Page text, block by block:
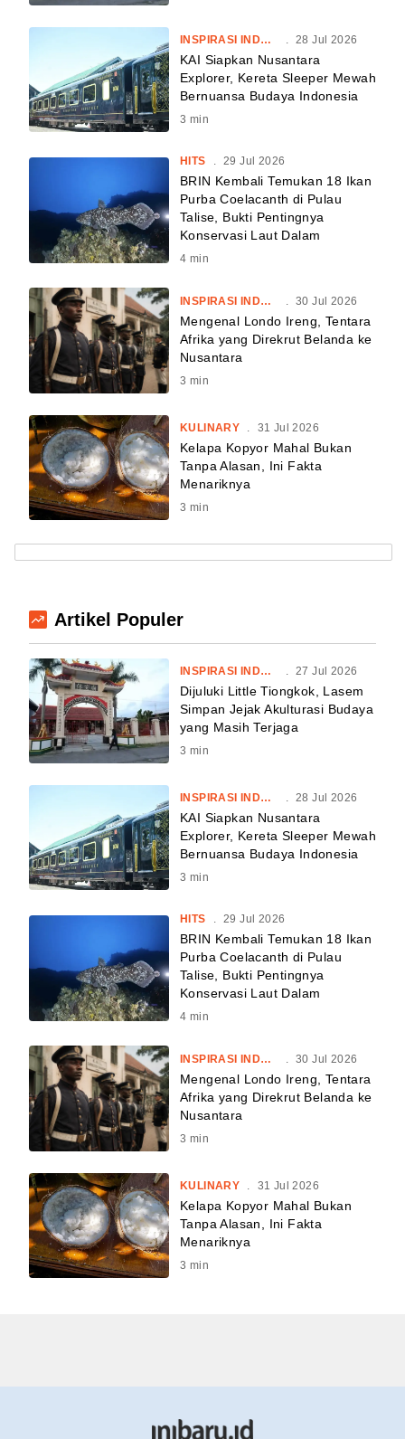
INSPIRASI INDONESIA . 28 Jul 2026
KAI Siapkan Nusantara
Explorer, Kereta Sleeper Mewah
Bernuansa Budaya Indonesia
3 min
HITS . 29 Jul 2026
BRIN Kembali Temukan 18 Ikan
Purba Coelacanth di Pulau
Talise, Bukti Pentingnya
Konservasi Laut Dalam
4 min
INSPIRASI INDONESIA 30 Jul 2026
Mengenal Londo Ireng, Tentara
Afrika yang Direkrut Belanda ke
Nusantara
3 min
KULINARY 31 Jul 2026
Kelapa Kopyor Mahal Bukan
Tanpa Alasan, Ini Fakta
Menariknya
3 min
Artikel Populer
INSPIRASI INDONESIA . 27 Jul 2026
Dijuluki Little Tiongkok, Lasem
Simpan Jejak Akulturasi Budaya
yang Masih Terjaga
3 min
INSPIRASI INDONESIA . 28 Jul 2026
KAI Siapkan Nusantara
Explorer, Kereta Sleeper Mewah
Bernuansa Budaya Indonesia
3 min
HITS . 29 Jul 2026
BRIN Kembali Temukan 18 Ikan
Purba Coelacanth di Pulau
Talise, Bukti Pentingnya
Konservasi Laut Dalam
4 min
INSPIRASI INDONESIA 30 Jul 2026
Mengenal Londo Ireng, Tentara
Afrika yang Direkrut Belanda ke
Nusantara
3 min
KULINARY 31 Jul 2026
Kelapa Kopyor Mahal Bukan
Tanpa Alasan, Ini Fakta
Menariknya
3 min